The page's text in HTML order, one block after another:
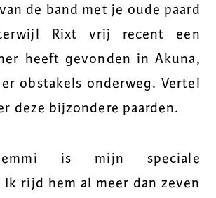
de band met je oude paard
Rixt vrij recent een
heeft gevonden in Akuna,
obstakels onderweg. Vertel
deze bijzondere paarden.
is mijn speciale
Ik rijd hem al meer dan zeven